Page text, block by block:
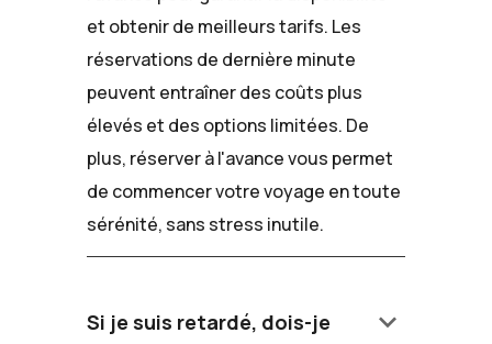
et obtenir de meilleurs tarifs. Les
réservations de dernière minute
peuvent entraîner des coûts plus
élevés et des options limitées. De
plus, réserver à l'avance vous permet
de commencer votre voyage en toute
sérénité, sans stress inutile.
Si je suis retardé, dois-je
keyboard_arrow_down